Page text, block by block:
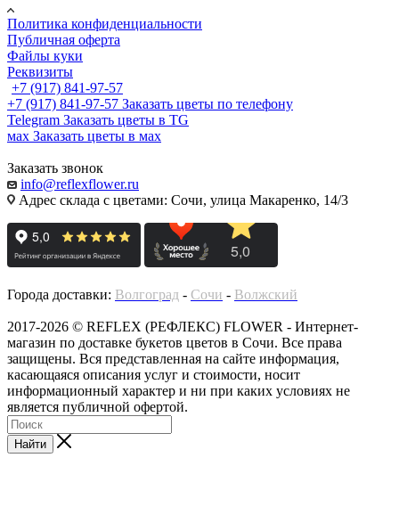
Политика конфиденциальности
Публичная оферта
Файлы куки
Реквизиты
+7 (917) 841-97-57
+7 (917) 841-97-57 Заказать цветы по телефону
Telegram Заказать цветы в TG
мах Заказать цветы в мах
Заказать звонок
info@reflexflower.ru
Адрес склада с цветами: Сочи, улица Макаренко, 14/3
Города доставки: Волгоград - Сочи - Волжский
2017-2026 © REFLEX (РЕФЛЕКС) FLOWER - Интернет-
магазин по доставке букетов цветов в Сочи. Все права
защищены. Вся представленная на сайте информация,
касающаяся описания услуг и стоимости, носит
информационный характер и ни при каких условиях не
является публичной офертой.
Найти